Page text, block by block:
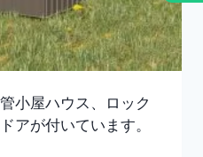
小屋ハウス、ロック
アが付いています。